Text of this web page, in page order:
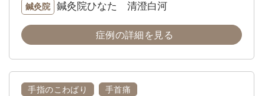
鍼灸院 鍼灸院ひなた 清澄白河
症例の詳細を見る
手指のこわばり 手首痛